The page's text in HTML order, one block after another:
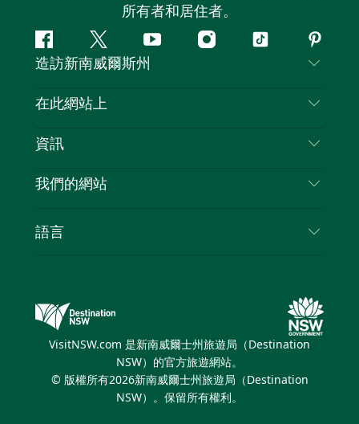
所有者和居住者。
Facebook嘰
嘰
喳
Youtube Instagram
抖
造訪新南威爾斯州
聯絡我們
隱私
Cookie 通知
在此網站上
目的地
新南威爾士州公路旅行
活動
資訊
旅行資訊
新南威爾士州的商業
我們的網站
新南威爾士州旅遊局（Destination NSW）媒體中
繽紛雪梨燈光音樂節
語言
VisitNSW.com 是新南威爾士州旅遊局（Destination
NSW）的官方旅遊網站。
© 版權所有2026新南威爾士州旅遊局（Destination
NSW）。保留所有權利。